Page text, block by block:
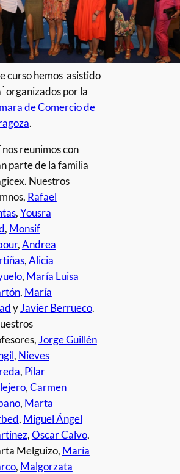
curso hemos asistido
organizados por la
de Comercio de
.
reunimos con
parte de la familia
Nuestros
Rafael
,Yousra
, Monsif
,Andrea
,Alicia
, María Luisa
, María
yJavier Berrueco.
Jorge Guillén
, Nieves
, Pilar
,Carmen
, Marta
, Miguel Ángel
,Oscar Calvo,
Melguizo, María
, Malgorzata